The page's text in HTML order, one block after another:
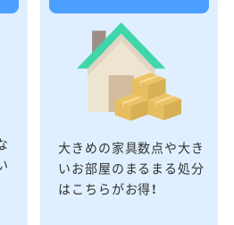
大きめの家具数点や大き
いお部屋のまるまる処分
はこちらがお得！